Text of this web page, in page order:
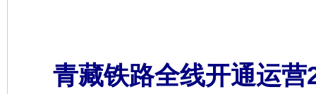
青藏铁路全线开通运